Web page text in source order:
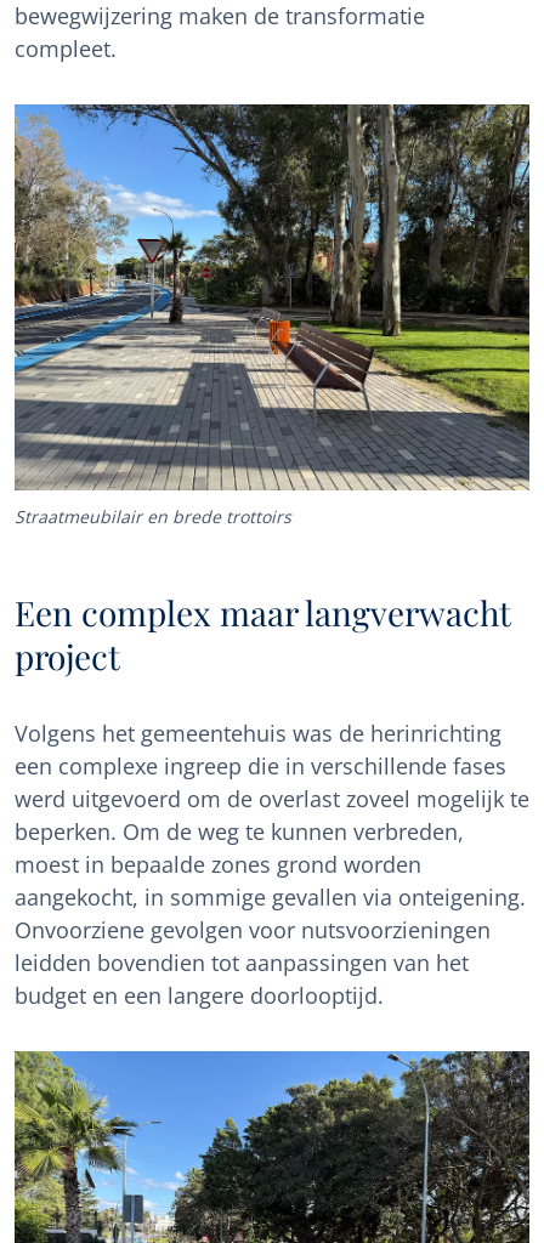
bewegwijzering maken de transformatie
compleet.
Straatmeubilair en brede trottoirs
Een complex maar langverwacht
project
Volgens het gemeentehuis was de herinrichting
een complexe ingreep die in verschillende fases
werd uitgevoerd om de overlast zoveel mogelijk te
beperken. Om de weg te kunnen verbreden,
moest in bepaalde zones grond worden
aangekocht, in sommige gevallen via onteigening.
Onvoorziene gevolgen voor nutsvoorzieningen
leidden bovendien tot aanpassingen van het
budget en een langere doorlooptijd.